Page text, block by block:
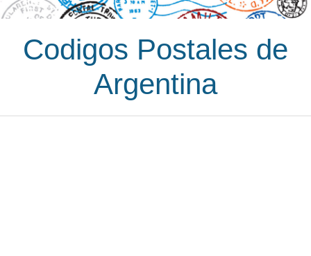
Codigos Postales de
Argentina